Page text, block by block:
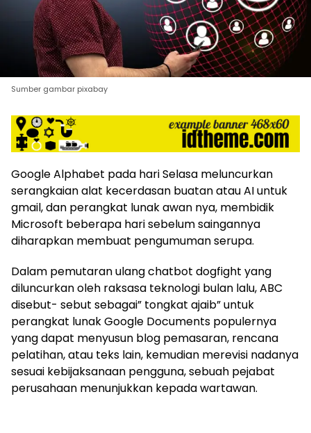
yang
relatif
murah
dari
maupun
media
siber
desain
Koran
dan
media
siber
lebih
bergaya
trendi,
mengandung
unsur
edukasi,
gaya
hidup,
hiburan,
bebas
Sumber gambar pixabay
Google Alphabet pada hari Selasa meluncurkan
serangkaian alat kecerdasan buatan atau AI untuk
gmail, dan perangkat lunak awan nya, membidik
Microsoft beberapa hari sebelum saingannya
diharapkan membuat pengumuman serupa.
Dalam pemutaran ulang chatbot dogfight yang
diluncurkan oleh raksasa teknologi bulan lalu, ABC
disebut- sebut sebagai” tongkat ajaib” untuk
perangkat lunak Google Documents populernya
yang dapat menyusun blog pemasaran, rencana
pelatihan, atau teks lain, kemudian merevisi nadanya
sesuai kebijaksanaan pengguna, sebuah pejabat
perusahaan menunjukkan kepada wartawan.